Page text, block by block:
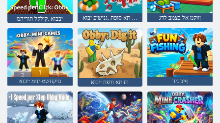
יבבוא :קילקל תוריהמ ןודולגמה תא סופת :גנישיפ יבוא ןווקמ אל בצמב לדג
םיקחשמ-ינימ :יבוא הז תא ורפח :יבוא ףיכ גיד